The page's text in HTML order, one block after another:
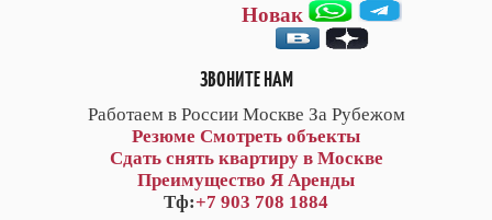
Новак
ЗВОНИТЕ НАМ
Работаем в России Москве За Рубежом
Резюме Смотреть объекты
Сдать снять квартиру в Москве
Преимущество Я Аренды
Тф:+7 903 708 1884